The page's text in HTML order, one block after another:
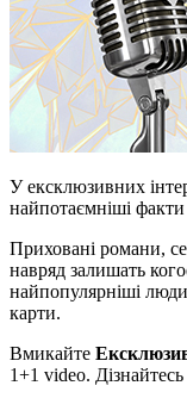
У ексклюзивних
найпотаємніші
Приховані романи,
навряд залишать
найпопулярніші люди
карти.
Вмикайте
1+1 video.